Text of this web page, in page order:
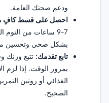
ودعم صحتك العامة.
احصل على قسط كافٍ
7-9 ساعات من النوم
بشكل صحي وتحسين
تابع تقدمك: تتبع وزنك
بمرور الوقت. إذا لزم
الغذائي أو روتين
الصحيح.